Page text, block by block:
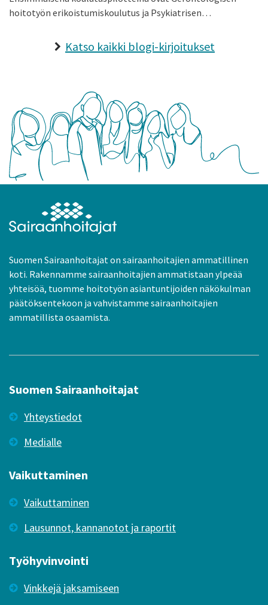
hoitotyön erikoistumiskoulutus ja Psykiatrisen…
Katso kaikki blogi-kirjoitukset
Suomen Sairaanhoitajat on sairaanhoitajien ammatillinen
koti. Rakennamme sairaanhoitajien ammatistaan ylpeää
yhteisöä, tuomme hoitotyön asiantuntijoiden näkökulman
päätöksentekoon ja vahvistamme sairaanhoitajien
ammatillista osaamista.
Suomen Sairaanhoitajat
Yhteystiedot
Medialle
Vaikuttaminen
Vaikuttaminen
Lausunnot, kannanotot ja raportit
Työhyvinvointi
Vinkkejä jaksamiseen